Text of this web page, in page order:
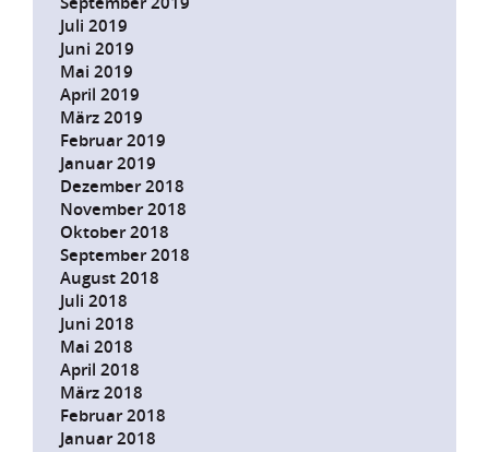
Juli 2019
Juni 2019
Mai 2019
April 2019
März 2019
Februar 2019
Januar 2019
Dezember 2018
November 2018
Oktober 2018
September 2018
August 2018
Juli 2018
Juni 2018
Mai 2018
April 2018
März 2018
Februar 2018
Januar 2018